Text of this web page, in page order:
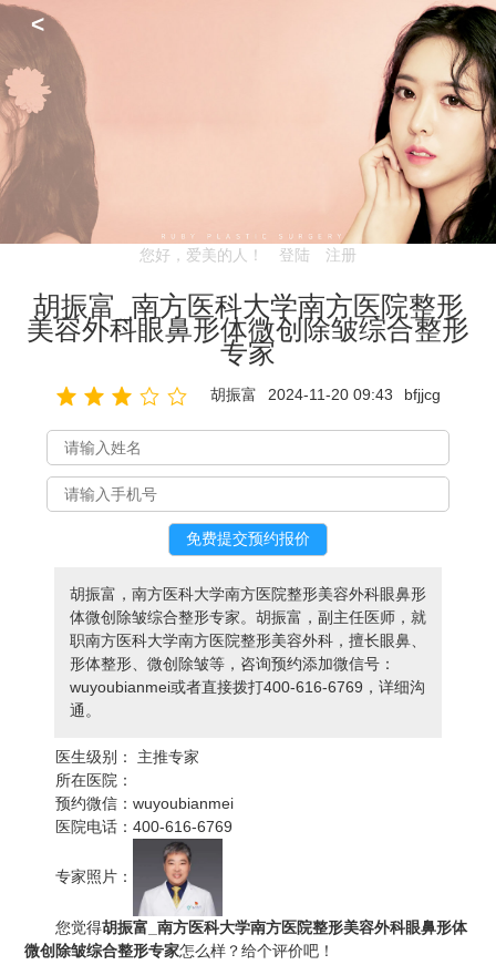
<
您好，爱美的人！ 登陆 注册
胡振富_南方医科大学南方医院整形
美容外科眼鼻形体微创除皱综合整形
专家
胡振富 2024-11-20 09:43 bfjjcg
胡振富，南方医科大学南方医院整形美容外科眼鼻形
体微创除皱综合整形专家。胡振富，副主任医师，就
职南方医科大学南方医院整形美容外科，擅长眼鼻、
形体整形、微创除皱等，咨询预约添加微信号：
wuyoubianmei或者直接拨打400-616-6769，详细沟
通。
医生级别：
主推专家
所在医院：
预约微信：wuyoubianmei
医院电话：400-616-6769
专家照片：
您觉得胡振富_南方医科大学南方医院整形美容外科眼鼻形体
微创除皱综合整形专家怎么样？给个评价吧！